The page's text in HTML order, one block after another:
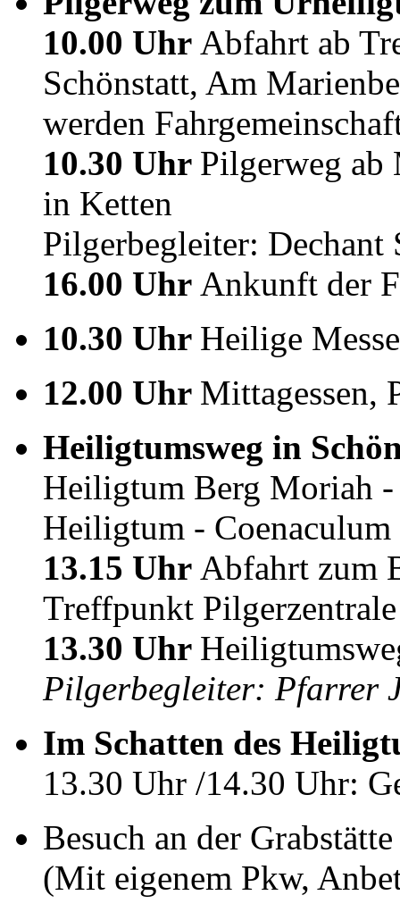
10.00 Uhr Abfahrt ab
Schönstatt, Am
werden
10.30 Uhr Pilgerweg ab
in Ketten
Pilgerbegleiter:
16.00 Uhr Ankunft der
10.30 Uhr Heilige
12.00 Uhr Mittagessen,
Heiligtumsweg in
Heiligtum Berg Moriah
Heiligtum -
13.15 Uhr Abfahrt zum
Treffpunkt
13.30 Uhr
Pilgerbegleiter: Pfarrer
Im Schatten des
13.30 Uhr /14.30 Uhr:
Besuch an der
(Mit eigenem Pkw,